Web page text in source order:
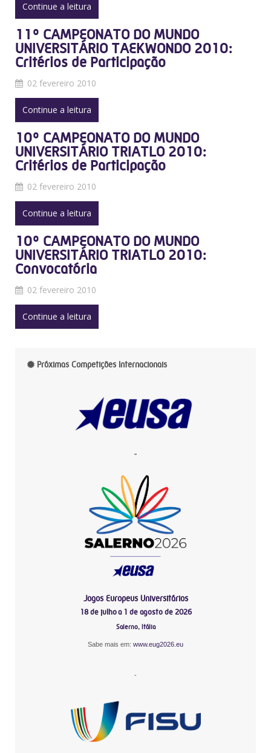
Continue a leitura
11º CAMPEONATO DO MUNDO
UNIVERSITÁRIO TAEKWONDO 2010:
Critérios de Participação
02 fevereiro 2010
Continue a leitura
10º CAMPEONATO DO MUNDO
UNIVERSITÁRIO TRIATLO 2010:
Critérios de Participação
02 fevereiro 2010
Continue a leitura
10º CAMPEONATO DO MUNDO
UNIVERSITÁRIO TRIATLO 2010:
Convocatória
02 fevereiro 2010
Continue a leitura
Próximas Competições Internacionais
-
Jogos Europeus Universitários
18 de julho a 1 de agosto de 2026
Salerno, Itália
Sabe mais em: www.eug2026.eu
-